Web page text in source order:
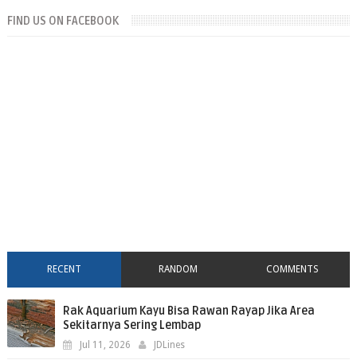
FIND US ON FACEBOOK
RECENT RANDOM COMMENTS
Rak Aquarium Kayu Bisa Rawan Rayap Jika Area
Sekitarnya Sering Lembap
Jul 11, 2026 JDLines